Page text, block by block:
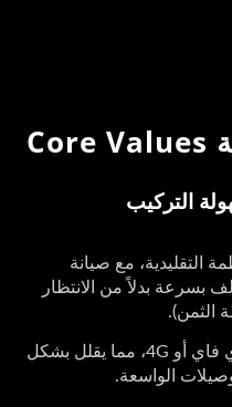
التركيب
التقليدية، مع صيانة
بسرعة بدلاً من الانتظار
الثمن).
يستخدم الشبكات الحالية من واي فاي أو 4G، مما يقلل بشكل
الواسعة.